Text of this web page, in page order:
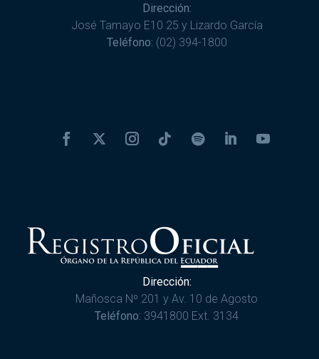
Dirección:
José Tamayo E10 25 y Lizardo García
Teléfono: (02) 394-1800
Dirección:
Mañosca Nº 201 y Av. 10 de Agosto
Teléfono: 3941800 Ext. 3134